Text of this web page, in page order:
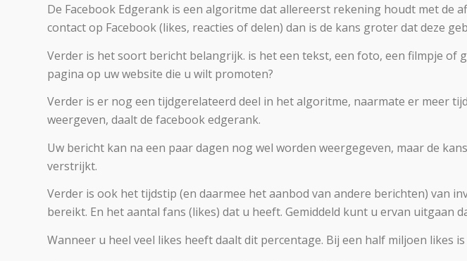
De Facebook Edgerank is een algoritme dat allereerst rekening houdt met de
contact op Facebook (likes, reacties of delen) dan is de kans groter dat deze
Verder is het soort bericht belangrijk. is het een tekst, een foto, een filmpje of
pagina op uw website die u wilt promoten?
Verder is er nog een tijdgerelateerd deel in het algoritme, naarmate er meer
weergeven, daalt de facebook edgerank.
Uw bericht kan na een paar dagen nog wel worden weergegeven, maar de
verstrijkt.
Verder is ook het tijdstip (en daarmee het aanbod van andere berichten) van
bereikt. En het aantal fans (likes) dat u heeft. Gemiddeld kunt u ervan uitgaan
Wanneer u heel veel likes heeft daalt dit percentage. Bij een half miljoen likes